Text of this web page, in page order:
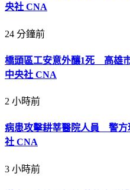
央社 CNA
24 分鐘前
橋頭區工安意外釀1死 高雄
中央社 CNA
2 小時前
病患攻擊耕莘醫院人員 警方
社 CNA
3 小時前